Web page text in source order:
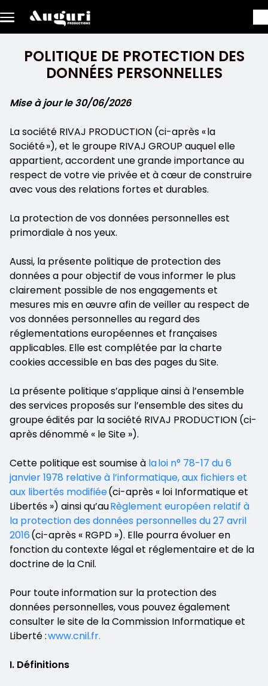
POLITIQUE DE PROTECTION DES
DONNÉES PERSONNELLES
Mise à jour le 30/06/2026
La société RIVAJ PRODUCTION (ci-après « la
Société »), et le groupe RIVAJ GROUP auquel elle
appartient, accordent une grande importance au
respect de votre vie privée et à cœur de construire
avec vous des relations fortes et durables.
La protection de vos données personnelles est
primordiale à nos yeux.
Aussi, la présente politique de protection des
données a pour objectif de vous informer le plus
clairement possible de nos engagements et
mesures mis en œuvre afin de veiller au respect de
vos données personnelles au regard des
réglementations européennes et françaises
applicables. Elle est complétée par la charte
cookies accessible en bas des pages du Site.
La présente politique s’applique ainsi à l’ensemble
des services proposés sur l’ensemble des sites du
groupe édités par la société RIVAJ PRODUCTION (ci-
après dénommé « le Site »).
Cette politique est soumise à la loi n° 78-17 du 6
janvier 1978 relative à l’informatique, aux fichiers et
aux libertés modifiée(ci-après « loi Informatique et
Libertés ») ainsi qu’auRèglement européen relatif à
la protection des données personnelles du 27 avril
2016(ci-après « RGPD »). Elle pourra évoluer en
fonction du contexte légal et réglementaire et de la
doctrine de la Cnil.
Pour toute information sur la protection des
données personnelles, vous pouvez également
consulter le site de la Commission Informatique et
Liberté :www.cnil.fr.
I. Définitions